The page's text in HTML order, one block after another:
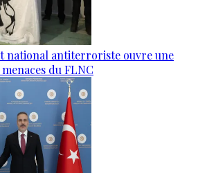
national antiterroriste ouvre une
du FLNC